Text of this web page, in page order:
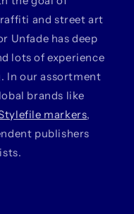
and street art
Unfade has deep
lots of experience
In our assortment
brands like
markers,
publishers